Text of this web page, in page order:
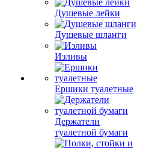
Душевые лейки
Душевые шланги
Изливы
Ершики туалетные
Держатели
туалетной бумаги